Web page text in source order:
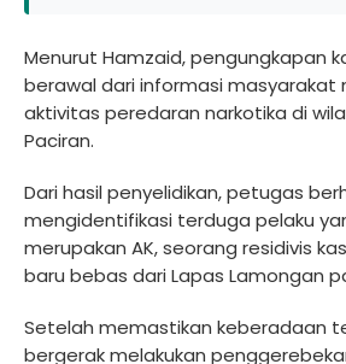
Menurut Hamzaid, pengungkapan
berawal dari informasi masyarakat
aktivitas peredaran narkotika di
Paciran.
Dari hasil penyelidikan, petugas
mengidentifikasi terduga pelaku
merupakan AK, seorang residivis
baru bebas dari Lapas Lamongan
Setelah memastikan keberadaan
bergerak melakukan